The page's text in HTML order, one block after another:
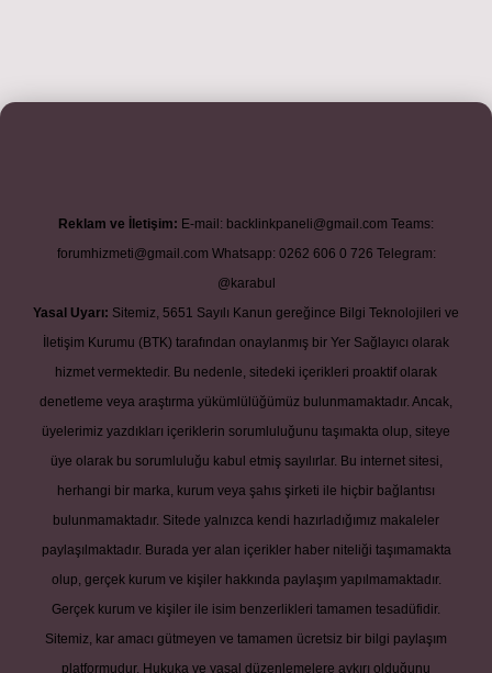
betexper.xyzm elexbet
Reklam ve İletişim: E-mail: backlinkpaneli@gmail.com Teams:
forumhizmeti@gmail.com Whatsapp: 0262 606 0 726 Telegram:
@karabul
Yasal Uyarı: Sitemiz, 5651 Sayılı Kanun gereğince Bilgi Teknolojileri ve
İletişim Kurumu (BTK) tarafından onaylanmış bir Yer Sağlayıcı olarak
hizmet vermektedir. Bu nedenle, sitedeki içerikleri proaktif olarak
denetleme veya araştırma yükümlülüğümüz bulunmamaktadır. Ancak,
üyelerimiz yazdıkları içeriklerin sorumluluğunu taşımakta olup, siteye
üye olarak bu sorumluluğu kabul etmiş sayılırlar. Bu internet sitesi,
herhangi bir marka, kurum veya şahıs şirketi ile hiçbir bağlantısı
bulunmamaktadır. Sitede yalnızca kendi hazırladığımız makaleler
paylaşılmaktadır. Burada yer alan içerikler haber niteliği taşımamakta
olup, gerçek kurum ve kişiler hakkında paylaşım yapılmamaktadır.
Gerçek kurum ve kişiler ile isim benzerlikleri tamamen tesadüfidir.
Sitemiz, kar amacı gütmeyen ve tamamen ücretsiz bir bilgi paylaşım
platformudur. Hukuka ve yasal düzenlemelere aykırı olduğunu